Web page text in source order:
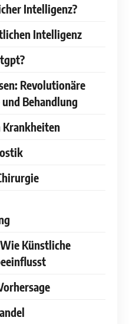
Intelligenz?
Intelligenz
Revolutionäre
Behandlung
Krankheiten
Künstliche